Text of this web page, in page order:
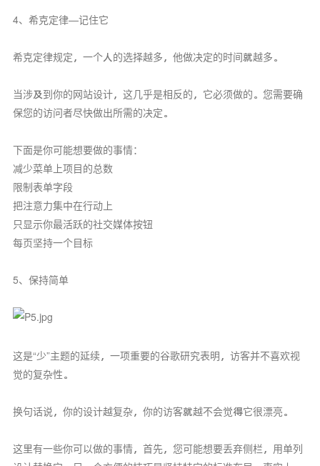
4、希克定律—记住它
希克定律规定，一个人的选择越多，他做决定的时间就越多。
当涉及到你的网站设计，这几乎是相反的，它必须做的。您需要确
保您的访问者尽快做出所需的决定。
下面是你可能想要做的事情：
减少菜单上项目的总数
限制表单字段
把注意力集中在行动上
只显示你最活跃的社交媒体按钮
每页坚持一个目标
5、保持简单
这是“少”主题的延续，一项重要的谷歌研究表明，访客并不喜欢视
觉的复杂性。
换句话说，你的设计越复杂，你的访客就越不会觉得它很漂亮。
这里有一些你可以做的事情，首先，您可能想要丢弃侧栏，用单列